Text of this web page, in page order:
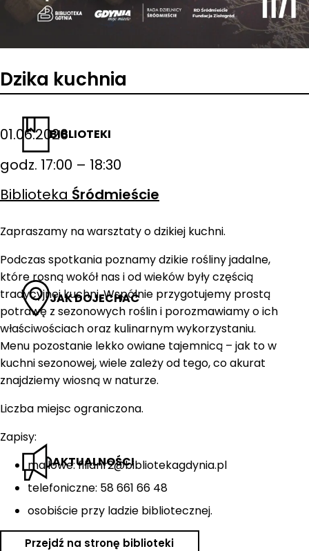
BIBLIOTEKI
JAK DOJECHAĆ
AKTUALNOŚCI
Dzika kuchnia
01.06.2026
godz. 17:00 – 18:30
Biblioteka Śródmieście
Zapraszamy na warsztaty o dzikiej kuchni.
Podczas spotkania poznamy dzikie rośliny jadalne,
które rosną wokół nas i od wieków były częścią
tradycyjnej kuchni. Wspólnie przygotujemy prostą
potrawę z sezonowych roślin i porozmawiamy o ich
właściwościach oraz kulinarnym wykorzystaniu.
Menu pozostanie lekko owiane tajemnicą – jak to w
kuchni sezonowej, wiele zależy od tego, co akurat
znajdziemy wiosną w naturze.
Liczba miejsc ograniczona.
Zapisy:
mailowe: filianr2@bibliotekagdynia.pl
telefoniczne: 58 661 66 48
osobiście przy ladzie bibliotecznej.
Przejdź na stronę biblioteki